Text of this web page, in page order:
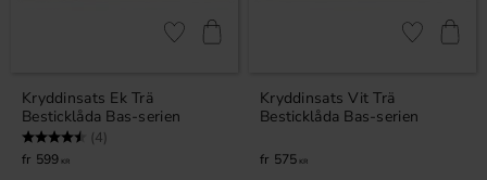
Kryddinsats Ek Trä
Besticklåda Bas-serien
Betyg: (4)
599 KR
Lägg till i favoriter
Kryddinsats Vit Trä
Besticklåda Bas-serien
575 KR
Lägg till i